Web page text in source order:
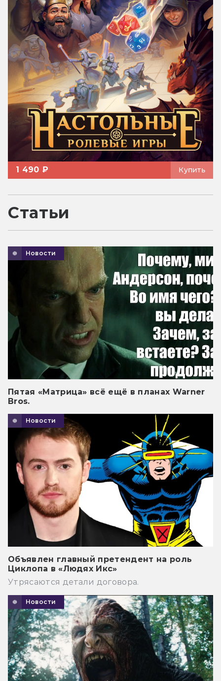
1 490 ₽ Купить
Статьи
Новости
Пятая «Матрица» всё ещё в планах Warner
Bros.
Новости
Объявлен главный претендент на роль
Циклопа в «Людях Икс»
Утрясаются детали договора.
Новости